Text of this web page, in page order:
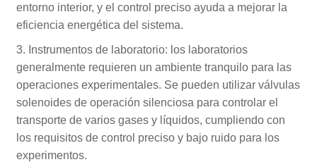
entorno interior, y el control preciso ayuda a mejorar la
eficiencia energética del sistema.
3. Instrumentos de laboratorio: los laboratorios
generalmente requieren un ambiente tranquilo para las
operaciones experimentales. Se pueden utilizar válvulas
solenoides de operación silenciosa para controlar el
transporte de varios gases y líquidos, cumpliendo con
los requisitos de control preciso y bajo ruido para los
experimentos.